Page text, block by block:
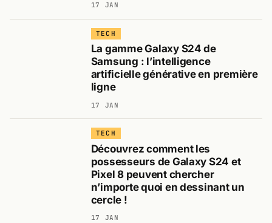
17 JAN
TECH
La gamme Galaxy S24 de
Samsung : l’intelligence
artificielle générative en première
ligne
17 JAN
TECH
Découvrez comment les
possesseurs de Galaxy S24 et
Pixel 8 peuvent chercher
n’importe quoi en dessinant un
cercle !
17 JAN